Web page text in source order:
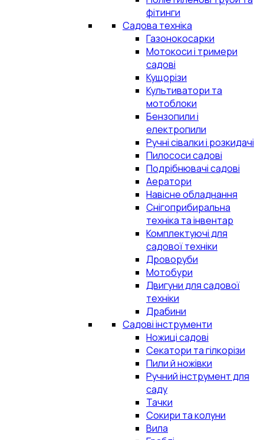
фітинги
Садова техніка
Газонокосарки
Мотокоси і тримери
садові
Кущорізи
Культиватори та
мотоблоки
Бензопили і
електропили
Ручні сівалки і розкидачі
Пилососи садові
Подрібнювачі садові
Аератори
Навісне обладнання
Снігоприбиральна
техніка та інвентар
Комплектуючі для
садової техніки
Дроворуби
Мотобури
Двигуни для садової
техніки
Драбини
Садові інструменти
Ножиці садові
Секатори та гілкорізи
Пили й ножівки
Ручний інструмент для
саду
Тачки
Сокири та колуни
Вила